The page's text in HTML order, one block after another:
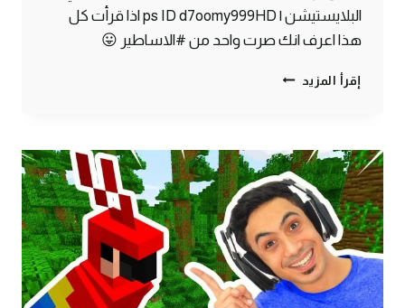
البلايستيشن | ps ID d7oomy999HD اذا قرأت كل
هذا اعرف انك صرت واحد من #الاساطير 😛
إقرأ المزيد ماين
لقيت
كنز
تحت
البحر
!